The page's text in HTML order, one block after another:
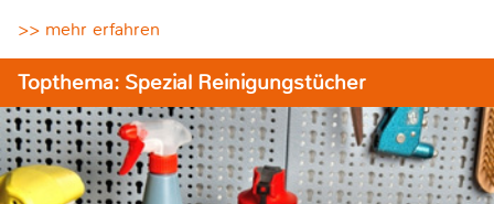
>> mehr erfahren
Topthema: Spezial Reinigungstücher